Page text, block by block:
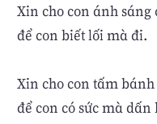
Xin cho con ánh sáng
để con biết lối mà đi.
Xin cho con tấm
để con có sức mà dấn